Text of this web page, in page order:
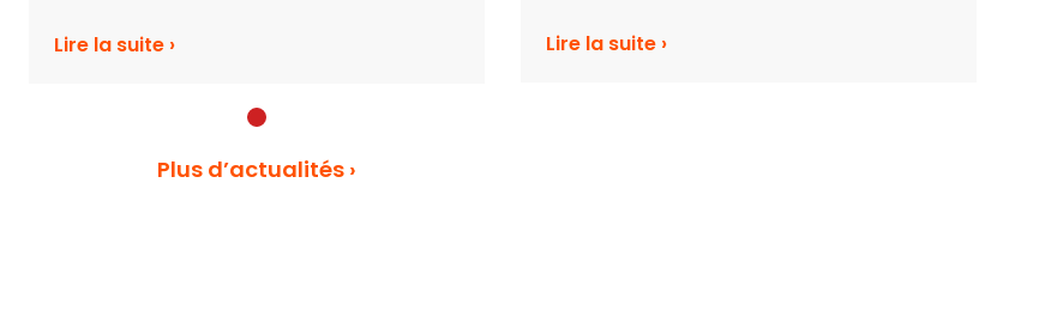
Lire la suite › Lire la suite ›
...
Plus d’actualités ›